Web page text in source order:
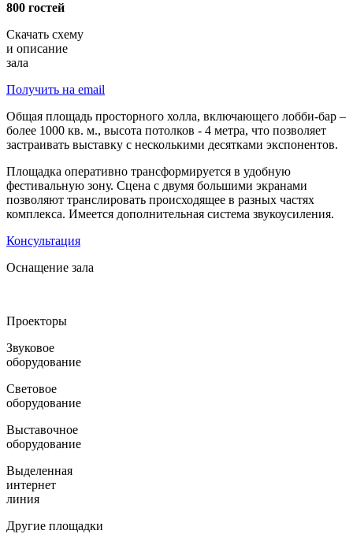
800 гостей
Скачать схему
и описание
зала
Получить на email
Общая площадь просторного холла, включающего лобби-бар –
более 1000 кв. м., высота потолков - 4 метра, что позволяет
застраивать выставку с несколькими десятками экспонентов.
Площадка оперативно трансформируется в удобную
фестивальную зону. Сцена с двумя большими экранами
позволяют транслировать происходящее в разных частях
комплекса. Имеется дополнительная система звукоусиления.
Консультация
Оснащение зала
Проекторы
Звуковое
оборудование
Световое
оборудование
Выставочное
оборудование
Выделенная
интернет
линия
Другие площадки